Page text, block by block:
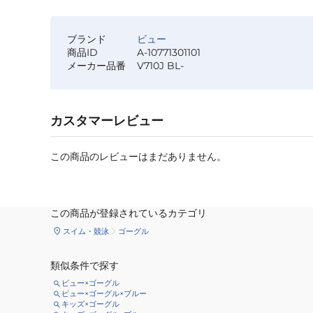
ブランド
ビュー
商品ID
A-10771301101
メーカー品番
V710J BL-
カスタマーレビュー
この商品のレビューはまだありません。
この商品が登録されているカテゴリ
スイム・競泳 ゴーグル
類似条件で探す
ビュー×ゴーグル
ビュー×ゴーグル×ブルー
キッズ×ゴーグル